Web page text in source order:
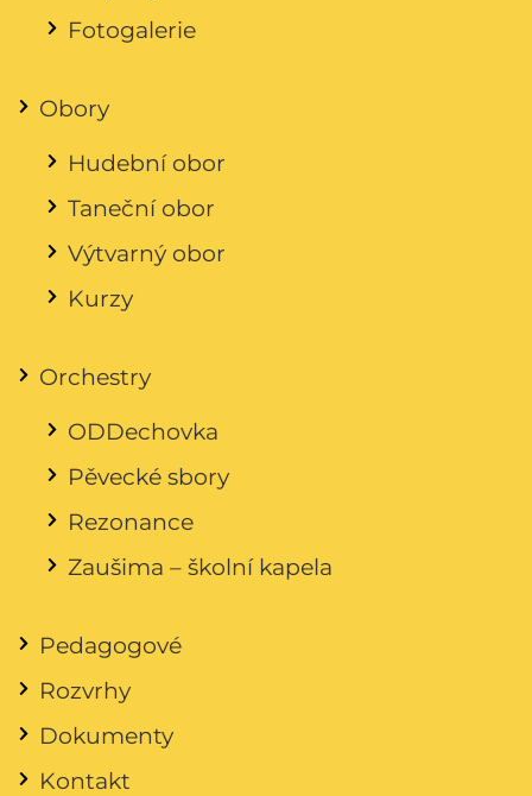
Fotogalerie
Obory
Hudební obor
Taneční obor
Výtvarný obor
Kurzy
Orchestry
ODDechovka
Pěvecké sbory
Rezonance
Zaušima – školní kapela
Pedagogové
Rozvrhy
Dokumenty
Kontakt